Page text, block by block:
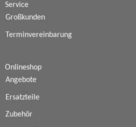
Service
Großkunden
Terminvereinbarung
Onlineshop
Angebote
Ersatzteile
Zubehör